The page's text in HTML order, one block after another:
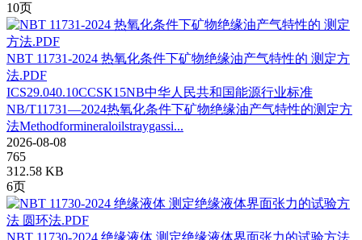
10页
NBT 11731-2024 热氧化条件下矿物绝缘油产气特性的 测定方
法.PDF
ICS29.040.10CCSK15NB中华人民共和国能源行业标准
NB/T11731—2024热氧化条件下矿物绝缘油产气特性的测定方
法Methodformineraloilstraygassi...
2026-08-08
765
312.58 KB
6页
NBT 11730-2024 绝缘液体 测定绝缘液体界面张力的试验方法